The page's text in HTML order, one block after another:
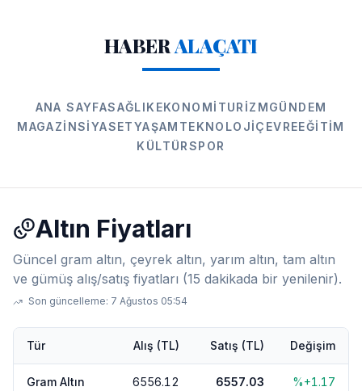
HABERALAÇATI
ANA SAYFASAĞLIK EKONOMI TURIZMGÜNDEM
MAGAZINSIYASETYAŞAM TEKNOLOJIÇEVREEĞITIM
KÜLTÜRSPOR
Altın Fiyatları
Güncel gram altın, çeyrek altın, yarım altın, tam altın
ve gümüş alış/satış fiyatları (15 dakikada bir yenilenir).
Son güncelleme: 7 Ağustos 05:54
Tür Alış (TL) Satış (TL) Değişim
Gram Altın 6556.12 6557.03 %+1.17